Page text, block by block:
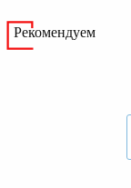
Рекомендуем